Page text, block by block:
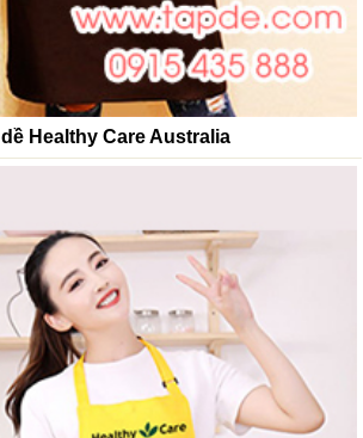
Healthy Care Australia